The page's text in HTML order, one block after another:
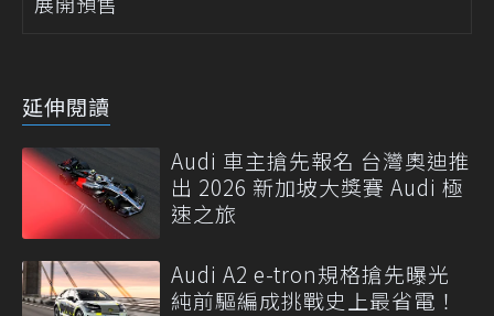
延伸閱讀
Audi 車主搶先報名 台灣奧迪推
出 2026 新加坡大獎賽 Audi 極
速之旅
Audi A2 e-tron規格搶先曝光
純前驅編成挑戰史上最省電！